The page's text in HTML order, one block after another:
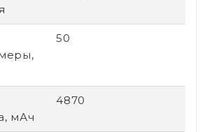
50
мАч
4870